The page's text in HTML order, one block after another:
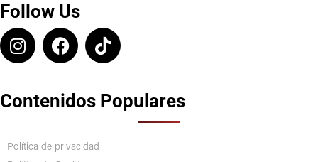
Follow Us
Contenidos Populares
Política de privacidad